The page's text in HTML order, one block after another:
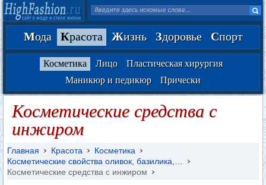
Мода Красота Жизнь Здоровье Спорт
Косметика Лицо
Пластическая хирургия
Маникюр и педикюр
Прически
Косметические средства с
инжиром
Главная Красота
Косметика
Косметические свойства оливок, базилика,…
Косметические средства с инжиром